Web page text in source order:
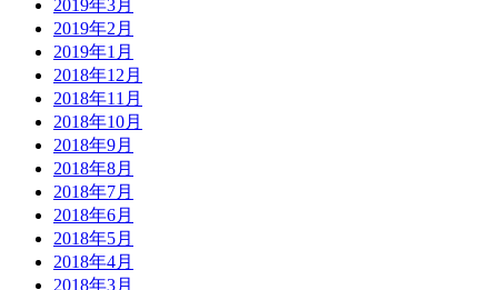
2019年3月
2019年2月
2019年1月
2018年12月
2018年11月
2018年10月
2018年9月
2018年8月
2018年7月
2018年6月
2018年5月
2018年4月
2018年3月